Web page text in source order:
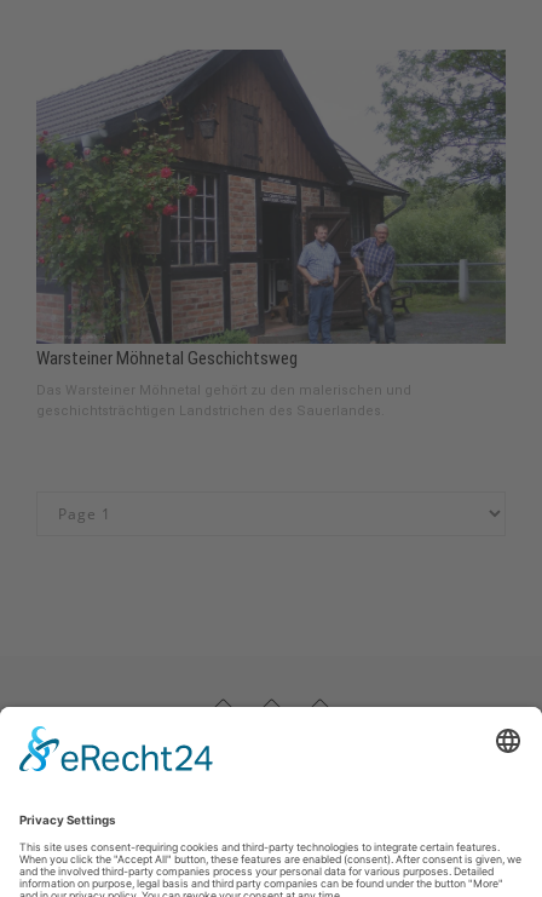
Warsteiner Möhnetal Geschichtsweg
Das Warsteiner Möhnetal gehört zu den malerischen und
geschichtsträchtigen Landstrichen des Sauerlandes.
Impressum
Stadtmarketing Warstein e.V. Dieplohstraße 1 59581 Warstein